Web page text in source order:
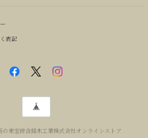
表記
来宝綜合銘木工業株式会社オンラインストア